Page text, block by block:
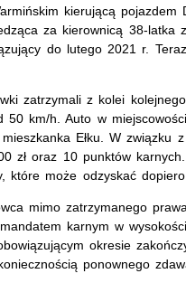
kierującą
za kierownicą 38-latka
do lutego 2021 r.
zatrzymali z kolei
50 km/h. Auto w
Ełku. W związku
zł oraz 10 punktów
które może odzyskać
mimo zatrzymanego
karnym w
okresie
ponownego